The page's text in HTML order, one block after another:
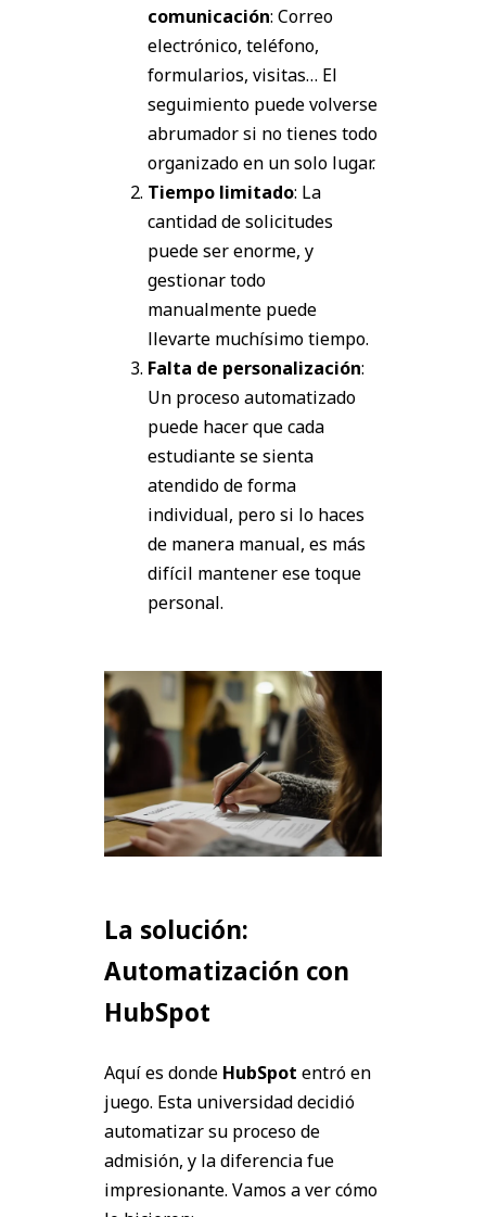
comunicación: Correo
electrónico, teléfono,
formularios, visitas… El
seguimiento puede volverse
abrumador si no tienes todo
organizado en un solo lugar.
Tiempo limitado: La
cantidad de solicitudes
puede ser enorme, y
gestionar todo
manualmente puede
llevarte muchísimo tiempo.
Falta de personalización:
Un proceso automatizado
puede hacer que cada
estudiante se sienta
atendido de forma
individual, pero si lo haces
de manera manual, es más
difícil mantener ese toque
personal.
La solución:
Automatización con
HubSpot
Aquí es donde HubSpot entró en
juego. Esta universidad decidió
automatizar su proceso de
admisión, y la diferencia fue
impresionante. Vamos a ver cómo